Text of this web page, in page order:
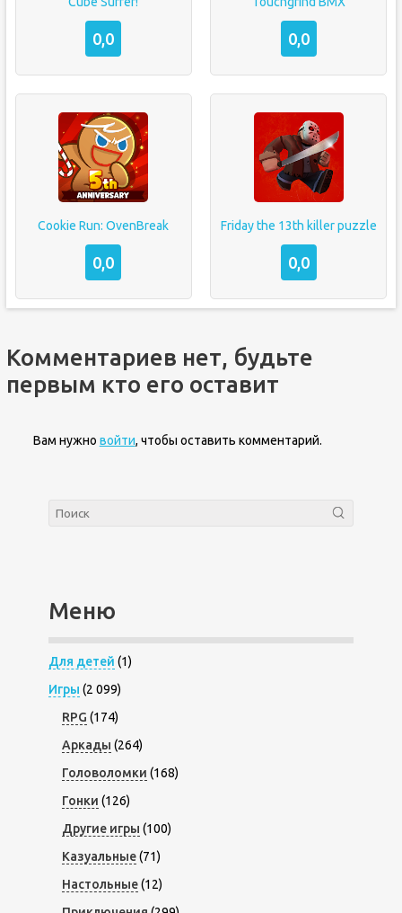
0,0 0,0
Cookie Run: OvenBreak
0,0
Friday the 13th killer puzzle
0,0
Комментариев нет, будьте
первым кто его оставит
Вам нужно войти, чтобы оставить комментарий.
Меню
Для детей (1)
Игры (2 099)
RPG (174)
Аркады (264)
Головоломки (168)
Гонки (126)
Другие игры (100)
Казуальные(71)
Настольные(12)